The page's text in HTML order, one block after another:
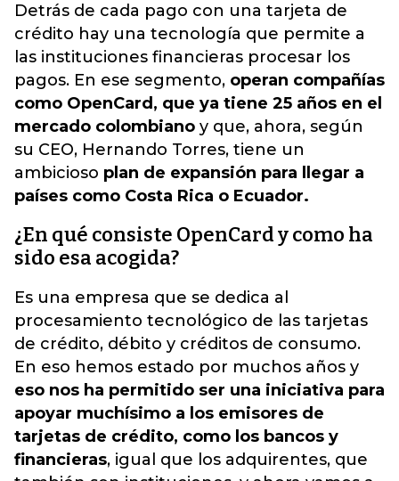
Detrás de cada pago con una tarjeta de
crédito hay una tecnología que permite a
las instituciones financieras procesar los
pagos. En ese segmento, operan compañías
como OpenCard, que ya tiene 25 años en el
mercado colombiano y que, ahora, según
su CEO, Hernando Torres, tiene un
ambicioso plan de expansión para llegar a
países como Costa Rica o Ecuador.
¿En qué consiste OpenCard y como ha
sido esa acogida?
Es una empresa que se dedica al
procesamiento tecnológico de las tarjetas
de crédito, débito y créditos de consumo.
En eso hemos estado por muchos años y
eso nos ha permitido ser una iniciativa para
apoyar muchísimo a los emisores de
tarjetas de crédito, como los bancos y
financieras, igual que los adquirentes, que